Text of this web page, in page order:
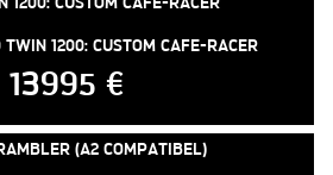
1200: CUSTOM CAFE-RACER
13995 €